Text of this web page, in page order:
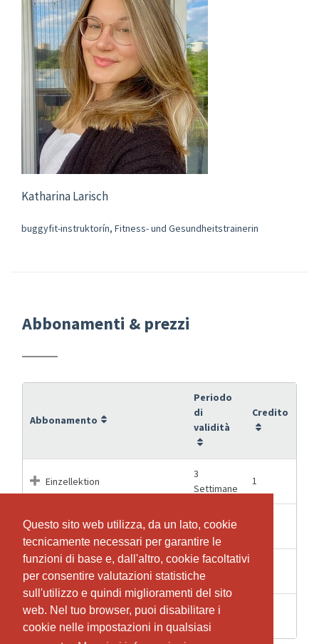
Questo sito web utilizza, da un lato, cookie
tecnicamente necessari per garantire le
funzioni di base e, dall'altro, cookie facoltativi
per consentire valutazioni statistiche
sull'utilizzo e quindi miglioramenti del sito
web. Nel tuo browser, puoi disabilitare i
cookie nelle impostazioni in qualsiasi
Questo sito web utilizza, da un lato, cookie
tecnicamente necessari per garantire le
funzioni di base e, dall'altro, cookie facoltativi
per consentire valutazioni statistiche
sull'utilizzo e quindi miglioramenti del sito
web. Nel tuo browser, puoi disabilitare i
cookie nelle impostazioni in qualsiasi
Katharina Larisch
buggyfit-instruktorín, Fitness- und Gesundheitstrainerin
Abbonamenti & prezzi
Abbonamento
Periodo
di
validità
Credito
Einzellektion
3
Settimane
1
Fitness 10er Abo
Settimane
Fitness 5er Abo
8
Settimane
Schnupperlektion
2
Settimane